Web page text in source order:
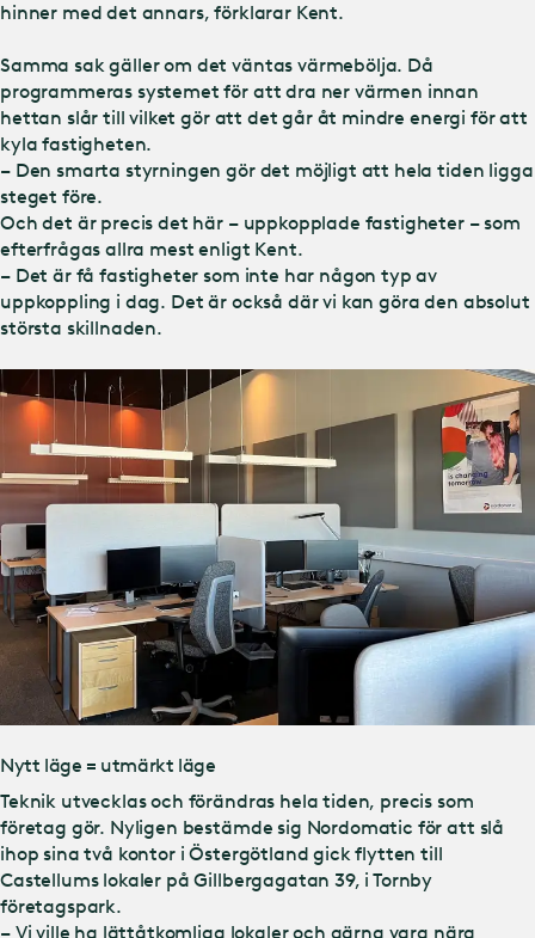
hinner med det annars, förklarar Kent.
Samma sak gäller om det väntas värmebölja. Då
programmeras systemet för att dra ner värmen innan
hettan slår till vilket gör att det går åt mindre energi för att
kyla fastigheten.
– Den smarta styrningen gör det möjligt att hela tiden ligga
steget före.
Och det är precis det här – uppkopplade fastigheter – som
efterfrågas allra mest enligt Kent.
– Det är få fastigheter som inte har någon typ av
uppkoppling i dag. Det är också där vi kan göra den absolut
största skillnaden.
Nytt läge = utmärkt läge
Teknik utvecklas och förändras hela tiden, precis som
företag gör. Nyligen bestämde sig Nordomatic för att slå
ihop sina två kontor i Östergötland gick flytten till
Castellums lokaler på Gillbergagatan 39, i Tornby
företagspark.
– Vi ville ha lättåtkomliga lokaler och gärna vara nära